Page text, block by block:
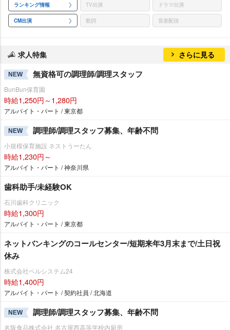
ランキング情報 TV出演 ドラマ出演
CM出演 歌詞 音楽配信
求人特集 さらに見る
NEW 無資格可の調理師/調理スタッフ
BunBun保育園
時給1,250円～1,280円
アルバイト・パート / 東京都
NEW 調理師/調理スタッフ募集、年齢不問
小規模保育施設 ネストうーたん
時給1,230円～
アルバイト・パート / 神奈川県
歯科助手/未経験OK
石川歯科クリニック
時給1,300円
アルバイト・パート / 東京都
ネットバンキングのコールセンター/短期来年3月末まで/土日祝
休み
株式会社ベルシステム24
時給1,400円
アルバイト・パート / 契約社員 / 北海道
NEW 調理師/調理スタッフ募集、年齢不問
名阪食品株式会社 名古屋西高等学校内厨房